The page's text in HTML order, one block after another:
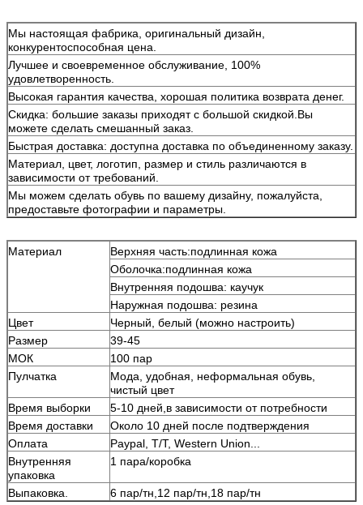
Мы настоящая фабрика, оригинальный дизайн,
конкурентоспособная цена.
Лучшее и своевременное обслуживание, 100%
удовлетворенность.
Высокая гарантия качества, хорошая политика возврата денег.
Скидка: большие заказы приходят с большой скидкой.Вы
можете сделать смешанный заказ.
Быстрая доставка: доступна доставка по объединенному заказу.
Материал, цвет, логотип, размер и стиль различаются в
зависимости от требований.
Мы можем сделать обувь по вашему дизайну, пожалуйста,
предоставьте фотографии и параметры.
Материал
Верхняя часть:подлинная кожа
Оболочка:подлинная кожа
Внутренняя подошва: каучук
Наружная подошва: резина
Цвет
Черный, белый (можно настроить)
Размер
39-45
МОК
100 пар
Пулчатка
Мода, удобная, неформальная обувь,
чистый цвет
Время выборки
5-10 дней,в зависимости от потребности
Время доставки
Около 10 дней после подтверждения
Оплата
Paypal, T/T, Western Union...
Внутренняя
упаковка
1 пара/коробка
Выпаковка. 6 пар/тн,12 пар/тн,18 пар/тн